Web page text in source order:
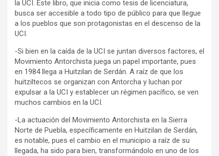
la UCI. Este libro, que inicia como tesis de licenciatura,
busca ser accesible a todo tipo de público para que llegue
a los pueblos que son protagonistas en el descenso de la
UCI.
-Si bien en la caída de la UCI se juntan diversos factores, el
Movimiento Antorchista juega un papel importante, pues
en 1984 llega a Huitzilan de Serdán. A raíz de que los
huitziltecos se organizan con Antorcha y luchan por
expulsar a la UCI y establecer un régimen pacífico, se ven
muchos cambios en la UCI.
-La actuación del Movimiento Antorchista en la Sierra
Norte de Puebla, específicamente en Huitzilan de Serdán,
es notable, pues el cambio en el municipio a raíz de su
llegada, ha sido para bien, transformándolo en uno de los